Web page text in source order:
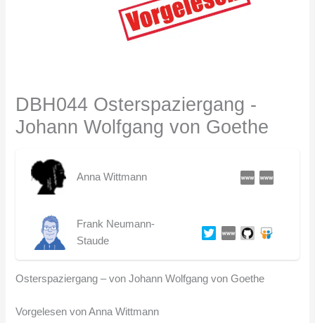
DBH044 Osterspaziergang -
Johann Wolfgang von Goethe
Anna Wittmann
Frank Neumann-
Staude
Osterspaziergang – von Johann Wolfgang von Goethe
Vorgelesen von Anna Wittmann